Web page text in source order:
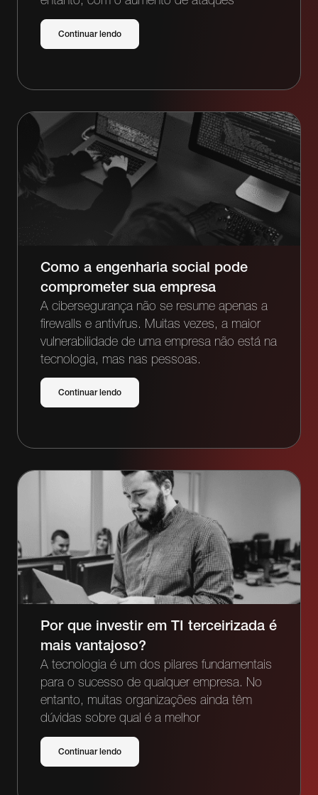
Continuar lendo
Como a engenharia social pode
comprometer sua empresa
A cibersegurança não se resume apenas a
firewalls e antivírus. Muitas vezes, a maior
vulnerabilidade de uma empresa não está na
tecnologia, mas nas pessoas.
Continuar lendo
Por que investir em TI terceirizada é
mais vantajoso?
A tecnologia é um dos pilares fundamentais
para o sucesso de qualquer empresa. No
entanto, muitas organizações ainda têm
dúvidas sobre qual é a melhor
Continuar lendo